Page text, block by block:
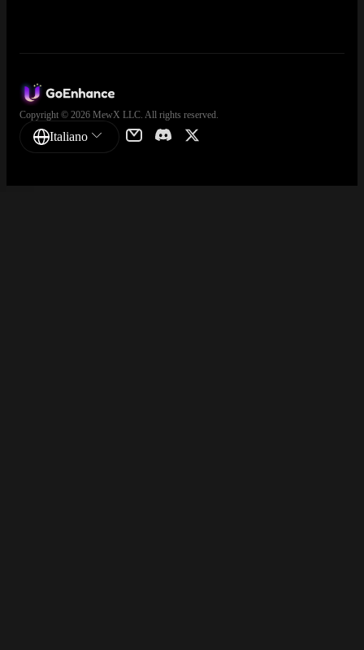
Copyright © 2026 MewX LLC. All rights reserved.
Italiano